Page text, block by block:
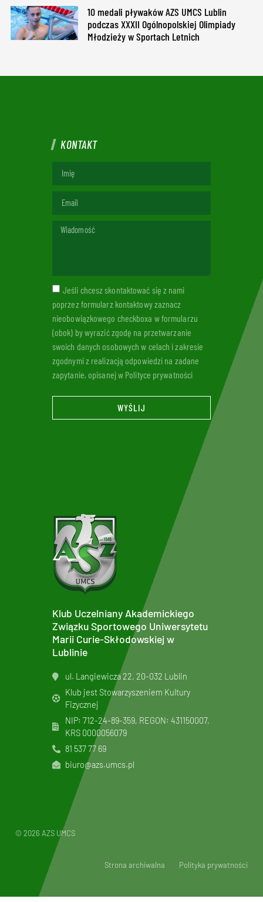
10 medali pływaków AZS UMCS Lublin
podczas XXXII Ogólnopolskiej Olimpiady
Młodzieży w Sportach Letnich
KONTAKT
Jeśli chcesz skontaktować się z nami
poprzez formularz kontaktowy zaznacz
nieobowiązkowego checkboxa w formularzu
(obok) by wyrazić zgodę na przetwarzanie
swoich danych osobowych w celach i zakresie
zgodnymi z realizacją odpowiedzi na zadane
zapytanie, opisanej w Polityce prywatności
WYŚLIJ
Klub Uczelniany Akademickiego
Związku Sportowego Uniwersytetu
Marii Curie-Skłodowskiej w
Lublinie
ul. Langiewicza 22, 20-032 Lublin
Klub jest Stowarzyszeniem Kultury
Fizycznej
NIP: 712-24-89-359, REGON: 431150007,
KRS 0000056079
81 537 77 69
biuro@azs.umcs.pl
© 2026 AZS UMCS
Strona archiwalna Polityka prywatności